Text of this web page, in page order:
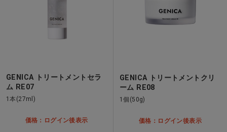
GENICA トリートメントセラ
ム RE07
1本(27ml)
価格：ログイン後表示
GENICA トリートメントクリ
ーム RE08
1個(50g)
価格：ログイン後表示